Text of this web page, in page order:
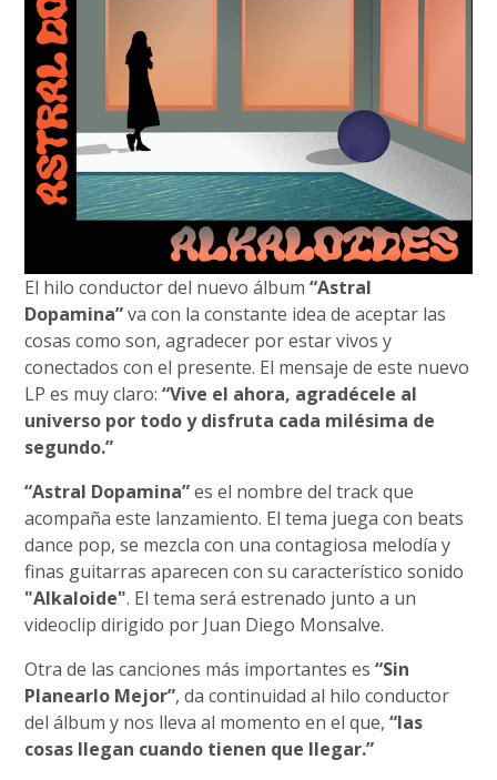
El hilo conductor del nuevo álbum“Astral
Dopamina”va con la constante idea de aceptar las
cosas como son, agradecer por estar vivos y
conectados con el presente. El mensaje de este nuevo
LP es muy claro:“Vive el ahora, agradécele al
universo por todo y disfruta cada milésima de
segundo.”
“Astral Dopamina”es el nombre del track que
acompaña este lanzamiento. El tema juega con beats
dance pop, se mezcla con una contagiosa melodía y
finas guitarras aparecen con su característico sonido
"Alkaloide". El tema será estrenado junto a un
videoclip dirigido por Juan Diego Monsalve.
Otra de las canciones más importantes es“Sin
Planearlo Mejor”, da continuidad al hilo conductor
del álbum y nos lleva al momento en el que,“las
cosas llegan cuando tienen que llegar.”